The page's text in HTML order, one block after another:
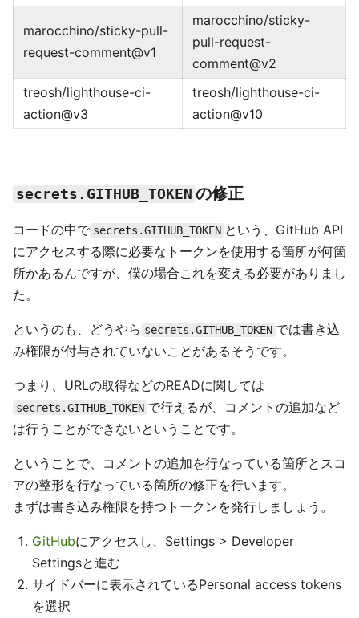
marocchino/sticky-pull-
request-comment@v1
marocchino/sticky-
pull-request-
comment@v2
treosh/lighthouse-ci-
action@v3
treosh/lighthouse-ci-
action@v10
secrets.GITHUB_TOKEN の修正
コードの中で secrets.GITHUB_TOKEN という、GitHub API
にアクセスする際に必要なトークンを使用する箇所が何箇
所かあるんですが、僕の場合これを変える必要がありまし
た。
というのも、どうやら secrets.GITHUB_TOKEN では書き込
み権限が付与されていないことがあるそうです。
つまり、URLの取得などのREADに関しては
secrets.GITHUB_TOKEN で行えるが、コメントの追加など
は行うことができないということです。
ということで、コメントの追加を行なっている箇所とスコ
アの整形を行なっている箇所の修正を行います。
まずは書き込み権限を持つトークンを発行しましょう。
GitHubにアクセスし、Settings > Developer
Settingsと進む
サイドバーに表示されているPersonal access tokens
を選択